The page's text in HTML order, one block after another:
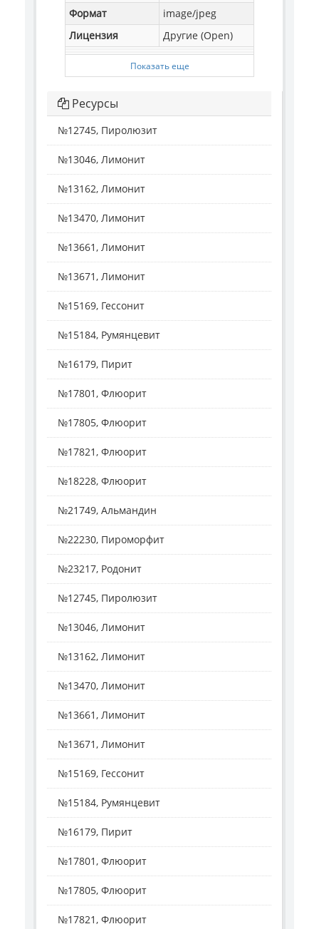
Формат
image/jpeg
Лицензия
Другие (Open)
Показать еще
Ресурсы
№12745, Пиролюзит
№13046, Лимонит
№13162, Лимонит
№13470, Лимонит
№13661, Лимонит
№13671, Лимонит
№15169, Гессонит
№15184, Румянцевит
№16179, Пирит
№17801, Флюорит
№17805, Флюорит
№17821, Флюорит
№18228, Флюорит
№21749, Альмандин
№22230, Пироморфит
№23217, Родонит
№12745, Пиролюзит
№13046, Лимонит
№13162, Лимонит
№13470, Лимонит
№13661, Лимонит
№13671, Лимонит
№15169, Гессонит
№15184, Румянцевит
№16179, Пирит
№17801, Флюорит
№17805, Флюорит
№17821, Флюорит